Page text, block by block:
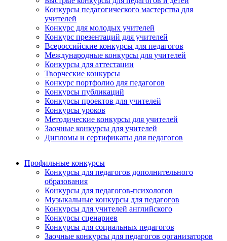
Конкурсы педагогического мастерства для
учителей
Конкурс для молодых учителей
Конкурс презентаций для учителей
Всероссийские конкурсы для педагогов
Международные конкурсы для учителей
Конкурсы для аттестации
Творческие конкурсы
Конкурс портфолио для педагогов
Конкурсы публикаций
Конкурсы проектов для учителей
Конкурсы уроков
Методические конкурсы для учителей
Заочные конкурсы для учителей
Дипломы и сертификаты для педагогов
Профильные конкурсы
Конкурсы для педагогов дополнительного
образования
Конкурсы для педагогов-психологов
Музыкальные конкурсы для педагогов
Конкурсы для учителей английского
Конкурсы сценариев
Конкурсы для социальных педагогов
Заочные конкурсы для педагогов организаторов